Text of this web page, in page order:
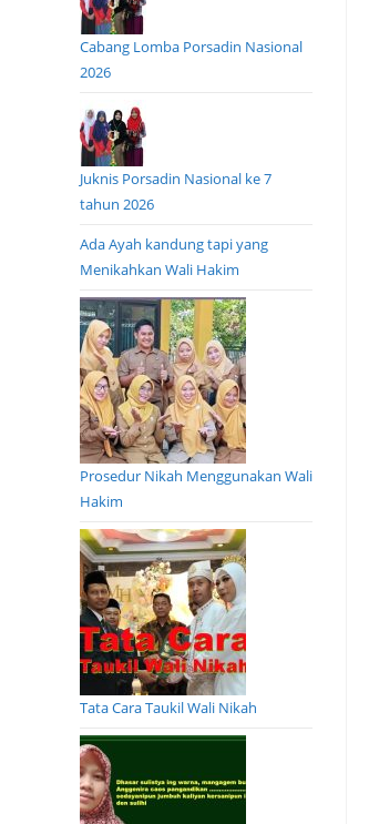
Cabang Lomba Porsadin Nasional
2026
Juknis Porsadin Nasional ke 7
tahun 2026
Ada Ayah kandung tapi yang
Menikahkan Wali Hakim
Prosedur Nikah Menggunakan Wali
Hakim
Tata Cara Taukil Wali Nikah